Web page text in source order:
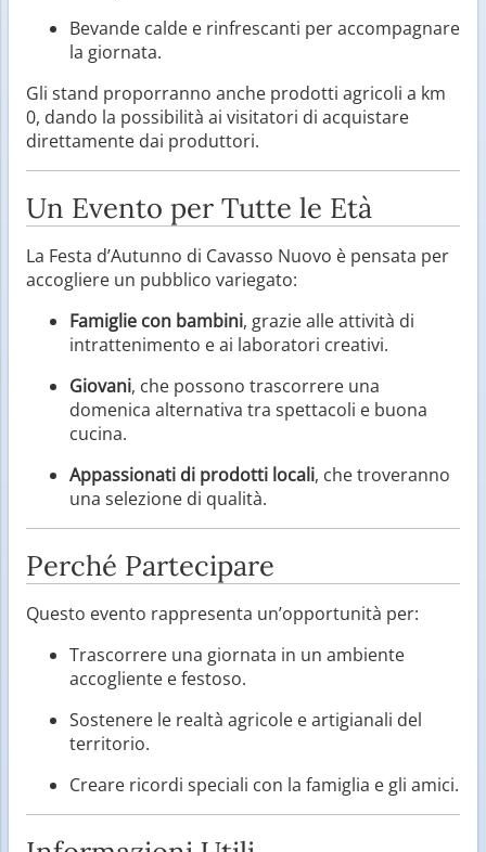
Bevande calde e rinfrescanti per accompagnare
la giornata.
Gli stand proporranno anche prodotti agricoli a km
0, dando la possibilità ai visitatori di acquistare
direttamente dai produttori.
Un Evento per Tutte le Età
La Festa d’Autunno di Cavasso Nuovo è pensata per
accogliere un pubblico variegato:
Famiglie con bambini, grazie alle attività di
intrattenimento e ai laboratori creativi.
Giovani, che possono trascorrere una
domenica alternativa tra spettacoli e buona
cucina.
Appassionati di prodotti locali, che troveranno
una selezione di qualità.
Perché Partecipare
Questo evento rappresenta un’opportunità per:
Trascorrere una giornata in un ambiente
accogliente e festoso.
Sostenere le realtà agricole e artigianali del
territorio.
Creare ricordi speciali con la famiglia e gli amici.